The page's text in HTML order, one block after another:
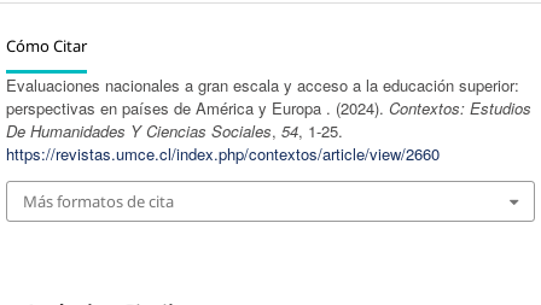
Cómo Citar
Evaluaciones nacionales a gran escala y acceso a la educación superior:
perspectivas en países de América y Europa . (2024). Contextos: Estudios
De Humanidades Y Ciencias Sociales, 54, 1-25.
https://revistas.umce.cl/index.php/contextos/article/view/2660
Más formatos de cita